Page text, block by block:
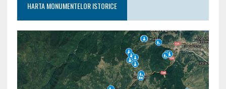
HARTA MONUMENTELOR ISTORICE